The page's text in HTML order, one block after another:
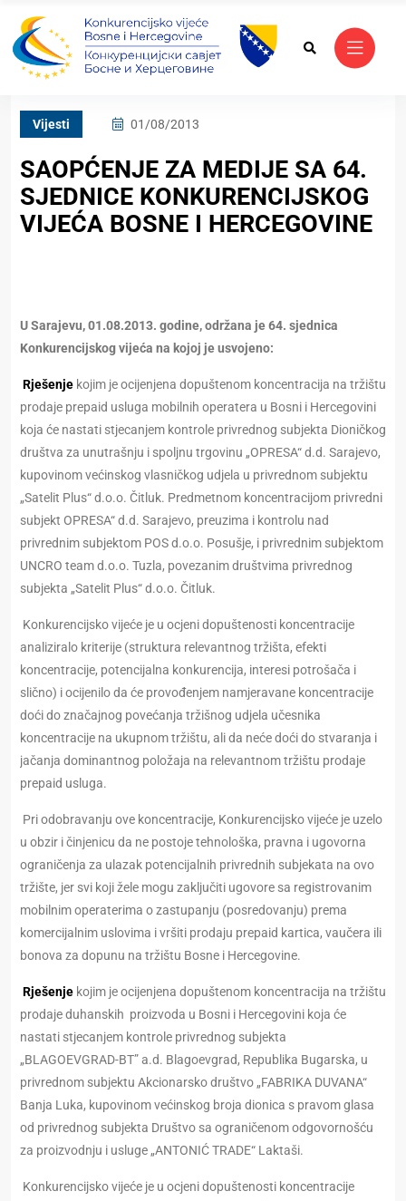
Vijesti 01/08/2013
SAOPĆENJE ZA MEDIJE SA 64.
SJEDNICE KONKURENCIJSKOG
VIJEĆA BOSNE I HERCEGOVINE
U Sarajevu, 01.08.2013. godine, održana je 64. sjednica
Konkurencijskog vijeća na kojoj je usvojeno:
Rješenje kojim je ocijenjena dopuštenom koncentracija na tržištu
prodaje prepaid usluga mobilnih operatera u Bosni i Hercegovini
koja će nastati stjecanjem kontrole privrednog subjekta Dioničkog
društva za unutrašnju i spoljnu trgovinu „OPRESA“ d.d. Sarajevo,
kupovinom većinskog vlasničkog udjela u privrednom subjektu
„Satelit Plus“ d.o.o. Čitluk. Predmetnom koncentracijom privredni
subjekt OPRESA“ d.d. Sarajevo, preuzima i kontrolu nad
privrednim subjektom POS d.o.o. Posušje, i privrednim subjektom
UNCRO team d.o.o. Tuzla, povezanim društvima privrednog
subjekta „Satelit Plus“ d.o.o. Čitluk.
Konkurencijsko vijeće je u ocjeni dopuštenosti koncentracije
analiziralo kriterije (struktura relevantnog tržišta, efekti
koncentracije, potencijalna konkurencija, interesi potrošača i
slično) i ocijenilo da će provođenjem namjeravane koncentracije
doći do značajnog povećanja tržišnog udjela učesnika
koncentracije na ukupnom tržištu, ali da neće doći do stvaranja i
jačanja dominantnog položaja na relevantnom tržištu prodaje
prepaid usluga.
Pri odobravanju ove koncentracije, Konkurencijsko vijeće je uzelo
u obzir i činjenicu da ne postoje tehnološka, pravna i ugovorna
ograničenja za ulazak potencijalnih privrednih subjekata na ovo
tržište, jer svi koji žele mogu zaključiti ugovore sa registrovanim
mobilnim operaterima o zastupanju (posredovanju) prema
komercijalnim uslovima i vršiti prodaju prepaid kartica, vaučera ili
bonova za dopunu na tržištu Bosne i Hercegovine.
Rješenje kojim je ocijenjena dopuštenom koncentracija na tržištu
prodaje duhanskih proizvoda u Bosni i Hercegovini koja će
nastati stjecanjem kontrole privrednog subjekta
„BLAGOEVGRAD-BT” a.d. Blagoevgrad, Republika Bugarska, u
privrednom subjektu Akcionarsko društvo „FABRIKA DUVANA“
Banja Luka, kupovinom većinskog broja dionica s pravom glasa
od privrednog subjekta Društvo sa ograničenom odgovornošću
za proizvodnju i usluge „ANTONIĆ TRADE“ Laktaši.
Konkurencijsko vijeće je u ocjeni dopuštenosti koncentracije